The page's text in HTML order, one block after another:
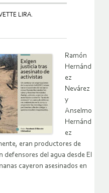
LIRA.
Ramón
Hernánd
ez
Nevárez
y
Anselmo
Hernánd
ez
eran productores de
defensores del agua desde El
cayeron asesinados en